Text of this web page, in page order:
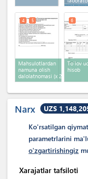
oziq -
hisoboti
Mahsulotlardan
namuna olish
dalolatnomasi (x 2)
4 5
To'lov
hisob
6
Narx UZS
Ko'rsatilgan
parametrlarini
o'zgartirishingiz
Xarajatlar tafsiloti